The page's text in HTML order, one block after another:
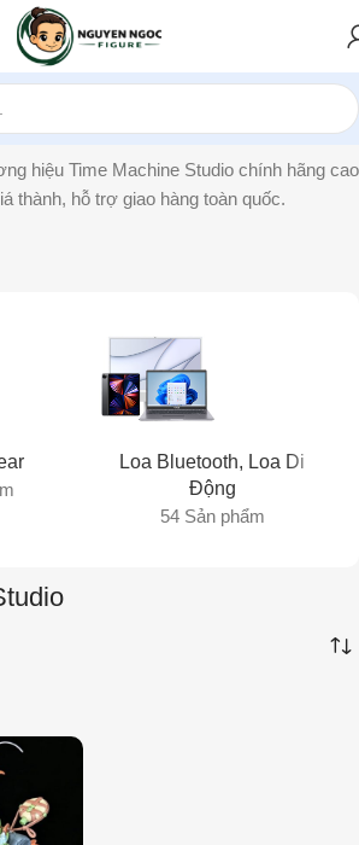
Studio
hiệu Time Machine Studio chính hãng cao
thành, hỗ trợ giao hàng toàn quốc.
Loa Bluetooth, Loa Di
Động
54 Sản phẩm